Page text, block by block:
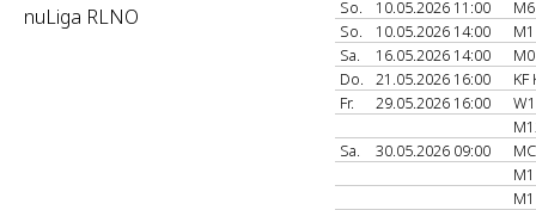
nuLiga RLNO
So.
10.05.2026 11:00
So.
10.05.2026 14:00
Sa.
16.05.2026 14:00
Do.
21.05.2026 16:00
KF
Fr.
29.05.2026 16:00
Sa.
30.05.2026 09:00